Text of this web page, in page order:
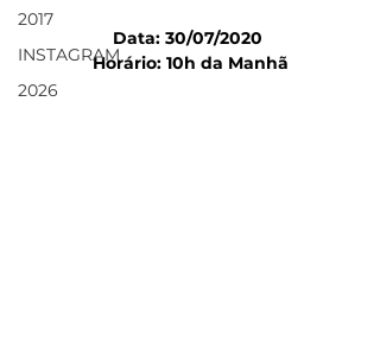
2017
INSTAGRAM
2026
Data: 30/07/2020
Horário: 10h da Manhã